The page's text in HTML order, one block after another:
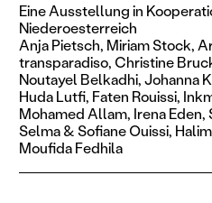
Eine Ausstellung in
Niederoesterreich
Anja Pietsch, Miriam Stock,
transparadiso, Christine
Noutayel Belkadhi,Johanna
Huda Lutfi, Faten Rouissi,
Mohamed Allam, Irena Eden,
Selma & Sofiane Ouissi,
Moufida Fedhila